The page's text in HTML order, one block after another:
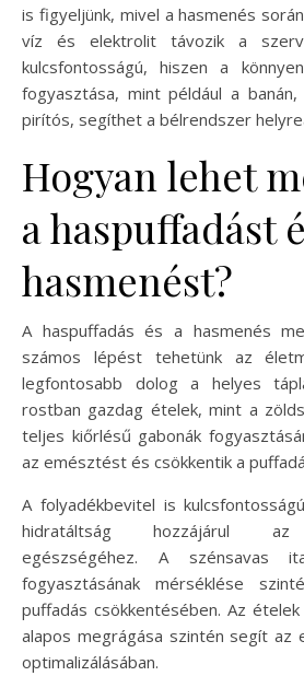
is figyeljünk, mivel a hasmenés
víz és elektrolit távozik a
kulcsfontosságú, hiszen a
fogyasztása, mint például a
pirítós, segíthet a bélrendszer
Hogyan lehet
a haspuffadást
hasmenést?
A haspuffadás és a hasmenés
számos lépést tehetünk az
legfontosabb dolog a helyes
rostban gazdag ételek, mint a
teljes kiőrlésű gabonák
az emésztést és csökkentik a
A folyadékbevitel is
hidratáltság hozzájárul az
egészségéhez. A szénsavas
fogyasztásának mérséklése
puffadás csökkentésében. Az
alapos megrágása szintén segít az
optimalizálásában.